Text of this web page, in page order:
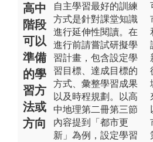
高中
階段
可以
準備
的學
習方
法或
方向
自主學習最好的訓練
方式是針對課堂知識
進行延伸性閱讀。在
進行前請嘗試研擬學
習計畫，包含設定學
習目標、達成目標的
方式、彙整學習成果
以及時程規劃。以高
中地理第二冊第三節
內容提到「都市更
新」為例，設定學習